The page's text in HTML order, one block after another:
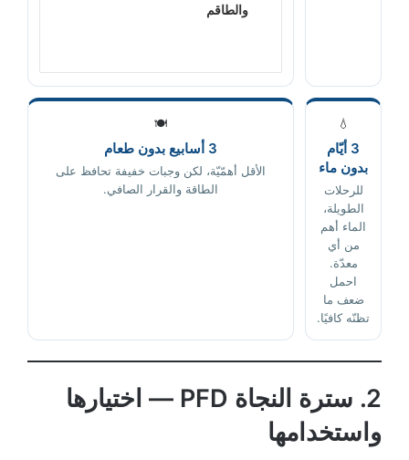
والطاقم
💧
3 أيّام
بدون ماء
للرحلات
الطويلة،
الماء أهم
من أي
معدّة.
احمل
ضعف ما
تظنّه كافيًا.
🍽️
3 أسابيع بدون طعام
الأقل أهمّيّة، لكن وجبات خفيفة تحافظ على
الطاقة والقرار الصافي.
2. سترة النجاة PFD — اختيارها
واستخدامها